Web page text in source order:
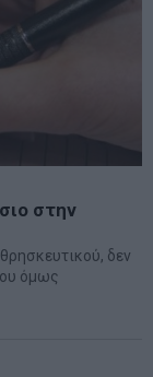
στην
δεν
όμως